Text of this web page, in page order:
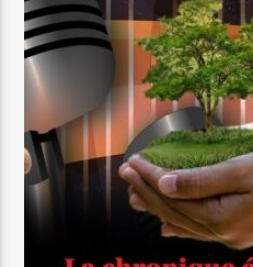
ACTUELLEMENT SUR AGORA FM
WRECKING BALL
MILEY CYRUS